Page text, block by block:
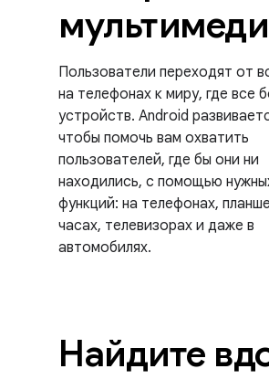
Пользователи переходят от
на телефонах к миру, где все
устройств. Android
чтобы помочь вам охватить
пользователей, где бы они ни
находились, с помощью
функций: на телефонах,
часах, телевизорах и даже в
автомобилях.
Найдите